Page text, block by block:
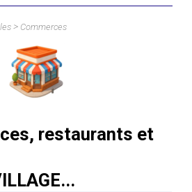
> Commerces
restaurants et